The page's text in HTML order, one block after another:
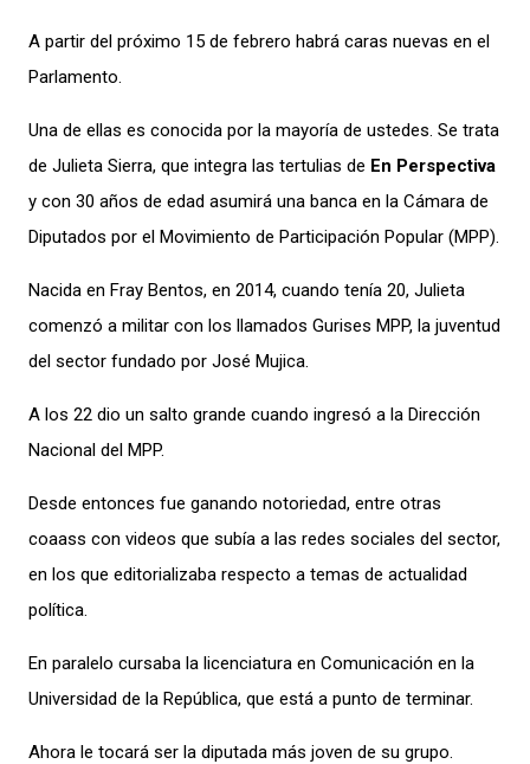
A partir del próximo 15 de febrero habrá caras nuevas en el
Parlamento.
Una de ellas es conocida por la mayoría de ustedes. Se trata
de Julieta Sierra, que integra las tertulias de En Perspectiva
y con 30 años de edad asumirá una banca en la Cámara de
Diputados por el Movimiento de Participación Popular (MPP).
Nacida en Fray Bentos, en 2014, cuando tenía 20, Julieta
comenzó a militar con los llamados Gurises MPP, la juventud
del sector fundado por José Mujica.
A los 22 dio un salto grande cuando ingresó a la Dirección
Nacional del MPP.
Desde entonces fue ganando notoriedad, entre otras
coaass con videos que subía a las redes sociales del sector,
en los que editorializaba respecto a temas de actualidad
política.
En paralelo cursaba la licenciatura en Comunicación en la
Universidad de la República, que está a punto de terminar.
Ahora le tocará ser la diputada más joven de su grupo.